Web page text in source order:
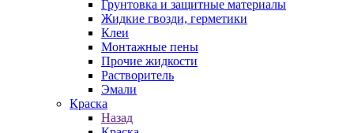
Грунтовка и защитные материалы
Жидкие гвозди, герметики
Клеи
Монтажные пены
Прочие жидкости
Растворитель
Эмали
Краска
Назад